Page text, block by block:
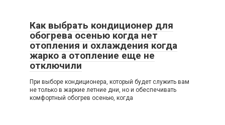
Как выбрать кондиционер для
обогрева осенью когда нет
отопления и охлаждения когда
жарко а отопление еще не
отключили
При выборе кондиционера, который будет служить вам
не только в жаркие летние дни, но и обеспечивать
комфортный обогрев осенью, когда